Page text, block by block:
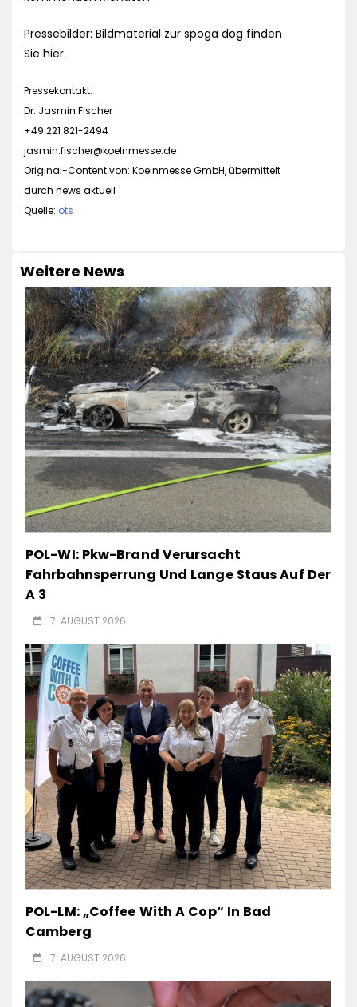
Pressebilder: Bildmaterial zur spoga dog finden
Sie hier.
Pressekontakt:
Dr. Jasmin Fischer
+49 221 821-2494
jasmin.fischer@koelnmesse.de
Original-Content von: Koelnmesse GmbH, übermittelt
durch news aktuell
Quelle: ots
Weitere News
POL-WI: Pkw-Brand Verursacht
Fahrbahnsperrung Und Lange Staus Auf Der
A 3
7. AUGUST 2026
POL-LM: „Coffee With A Cop“ In Bad
Camberg
7. AUGUST 2026